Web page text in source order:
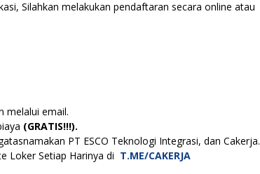
Silahkan melakukan pendaftaran secara online atau
melalui email.
(GRATIS!!!).
PT ESCO Teknologi Integrasi, dan Cakerja.
Loker Setiap Harinya di T.ME/CAKERJA